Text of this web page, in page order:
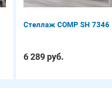
Стеллаж COMP SH 7346
6 289 руб.